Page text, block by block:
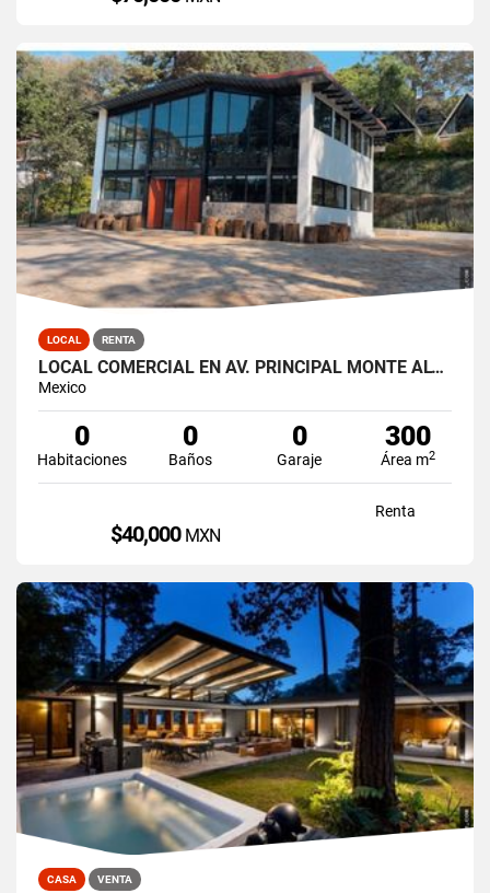
LOCAL RENTA
LOCAL COMERCIAL EN AV. PRINCIPAL MONTE ALTO
Mexico
0
Habitaciones
0
Baños
0
Garaje
300
Área m2
Renta
$40,000 MXN
CASA VENTA